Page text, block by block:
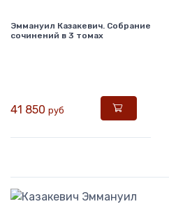
Эммануил Казакевич. Собрание
сочинений в 3 томах
41 850 руб